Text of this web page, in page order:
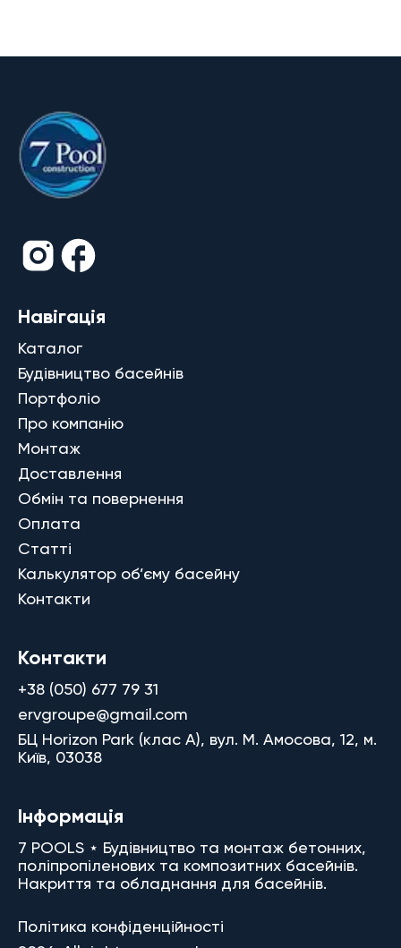
Навігація
Каталог
Будівництво басейнів
Портфоліо
Про компанію
Монтаж
Доставлення
Обмін та повернення
Оплата
Статті
Калькулятор об’єму басейну
Контакти
Контакти
+38 (050) 677 79 31
ervgroupe@gmail.com
БЦ Horizon Park (клас A), вул. М. Амосова, 12, м.
Київ, 03038
Інформація
7 POOLS ⋆ Будівництво та монтаж бетонних,
поліпропіленових та композитних басейнів.
Накриття та обладнання для басейнів.
Політика конфіденційності